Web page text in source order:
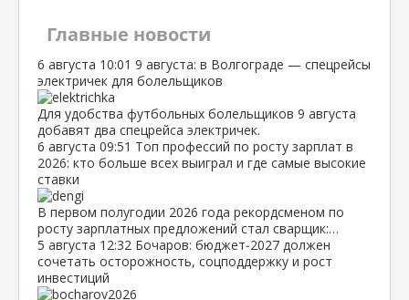
Главные новости
6 августа 10:01 9 августа: в Волгограде — спецрейсы
электричек для болельщиков
Для удобства футбольных болельщиков 9 августа
добавят два спецрейса электричек.
6 августа 09:51 Топ профессий по росту зарплат в
2026: кто больше всех выиграл и где самые высокие
ставки
В первом полугодии 2026 года рекордсменом по
росту зарплатных предложений стал сварщик:…
5 августа 12:32 Бочаров: бюджет‑2027 должен
сочетать осторожность, соцподдержку и рост
инвестиций